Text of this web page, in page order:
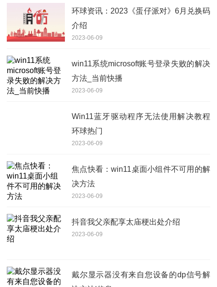
环球资讯：2023《蛋仔派对》6月兑换码
介绍
2023-06-09
win11系统microsoft账号登录失败的解决
方法_当前快播
2023-06-09
Win11蓝牙驱动程序无法使用解决教程
环球热门
2023-06-09
焦点快看：win11桌面小组件不可用的解
决方法
2023-06-09
抖音我父亲配享太庙梗出处介绍
2023-06-09
戴尔显示器没有来自您设备的dp信号解